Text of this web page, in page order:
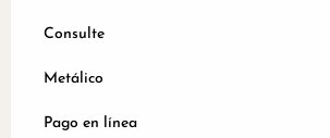
Consulte
Metálico
Pago en línea